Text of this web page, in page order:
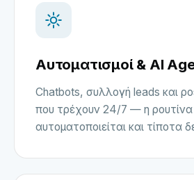
Αυτοματισμοί & AI
Chatbots, συλλογή leads και
που τρέχουν 24/7 — η ρουτίνα
αυτοματοποιείται και τίποτα